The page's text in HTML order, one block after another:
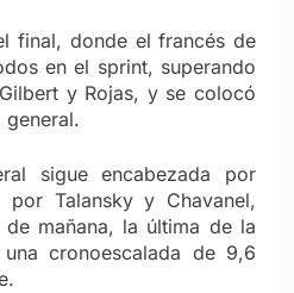
final, donde el francés de
en el sprint, superando
y Rojas, y se colocó
general.
sigue encabezada por
por Talansky y Chavanel,
mañana, la última de la
cronoescalada de 9,6